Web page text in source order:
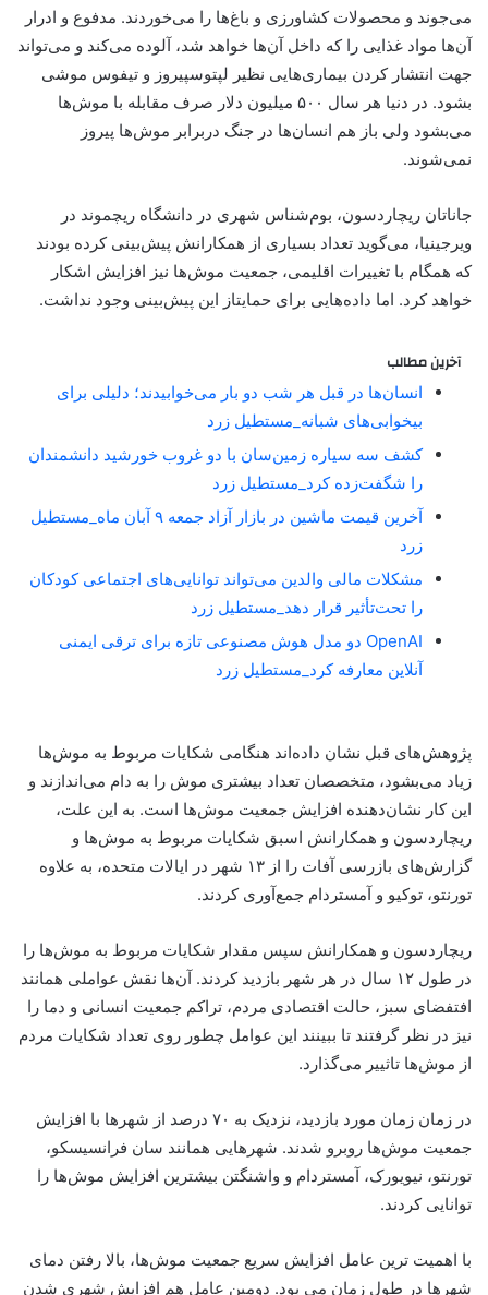
می‌جوند و محصولات کشاورزی و باغ‌ها را می‌خوردند. مدفوع و ادرار
آن‌ها مواد غذایی را که داخل آن‌ها خواهد شد، آلوده می‌کند و می‌تواند
جهت انتشار کردن بیماری‌هایی نظیر لپتوسپیروز و تیفوس موشی
بشود. در دنیا هر سال ۵۰۰ میلیون دلار صرف مقابله با موش‌ها
می‌بشود ولی باز هم انسان‌ها در جنگ دربرابر موش‌ها پیروز
نمی‌شوند.
جاناتان ریچاردسون، بوم‌شناس شهری در دانشگاه ریچموند در
ویرجینیا، می‌گوید تعداد بسیاری از همکارانش پیش‌بینی کرده بودند
که همگام با تغییرات اقلیمی، جمعیت موش‌ها نیز افزایش اشکار
خواهد کرد. اما داده‌هایی برای حمایتاز این پیش‌بینی وجود نداشت.
آخرین مطالب
انسان‌ها در قبل هر شب دو بار می‌خوابیدند؛ دلیلی برای
بیخوابی‌های شبانه_مستطیل زرد
کشف سه سیاره زمین‌سان با دو غروب خورشید دانشمندان
را شگفت‌زده کرد_مستطیل زرد
آخرین قیمت ماشین در بازار آزاد جمعه ۹ آبان ماه_مستطیل
زرد
مشکلات مالی والدین می‌تواند توانایی‌های اجتماعی کودکان
را تحت‌تأثیر قرار دهد_مستطیل زرد
OpenAI دو مدل هوش مصنوعی تازه برای ترقی ایمنی
آنلاین معارفه کرد_مستطیل زرد
پژوهش‌های قبل نشان داده‌اند هنگامی شکایات مربوط به موش‌ها
زیاد می‌بشود، متخصصان تعداد بیشتری موش را به دام می‌اندازند و
این کار نشان‌دهنده افزایش جمعیت موش‌ها است. به این علت،
ریچاردسون و همکارانش اسبق شکایات مربوط به موش‌ها و
گزارش‌های بازرسی آفات را از ۱۳ شهر در ایالات متحده، به علاوه
تورنتو، توکیو و آمستردام جمع‌آوری کردند.
ریچاردسون و همکارانش سپس مقدار شکایات مربوط به موش‌ها را
در طول ۱۲ سال در هر شهر بازدید کردند. آن‌ها نقش عواملی همانند
افتفضای سبز، حالت اقتصادی مردم، تراکم جمعیت انسانی و دما را
نیز در نظر گرفتند تا ببینند این عوامل چطور روی تعداد شکایات مردم
از موش‌ها تاثییر می‌گذارد.
در زمان زمان مورد بازدید، نزدیک به ۷۰ درصد از شهرها با افزایش
جمعیت موش‌ها روبرو شدند. شهرهایی همانند سان فرانسیسکو،
تورنتو، نیویورک، آمستردام و واشنگتن بیشترین افزایش موش‌ها را
توانایی کردند.
با اهمیت ترین عامل افزایش سریع جمعیت موش‌ها، بالا رفتن دمای
شهرها در طول زمان می بود. دومین عامل هم افزایش شهری شدن